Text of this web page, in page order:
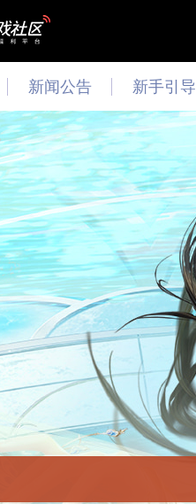
新闻公告
最新
新闻
公告
活动
新手引导